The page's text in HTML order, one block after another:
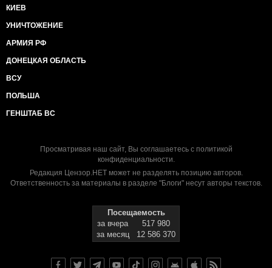
КИЕВ
УНИЧТОЖЕНИЕ
АРМИЯ РФ
ДОНЕЦКАЯ ОБЛАСТЬ
ВСУ
ПОЛЬША
ГЕНШТАБ ВС
Просматривая наш сайт, Вы соглашаетесь с политикой
конфиденциальности.
Редакция Цензор.НЕТ может не разделять позицию авторов.
Ответственность за материалы в разделе "Блоги" несут авторы текстов.
Посещаемость
за вчера
517 980
за месяц
12 586 370